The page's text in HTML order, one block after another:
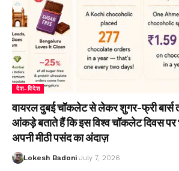
देश-विदेश
वायरल दुबई चॉकलेट से लेकर शुगर-फ्री बार्स
आंकड़े बताते हैं कि इस विश्व चॉकलेट दिवस पर
अपनी मीठी पसंद का अंदाज़
Lokesh Badoni July 7, 2026